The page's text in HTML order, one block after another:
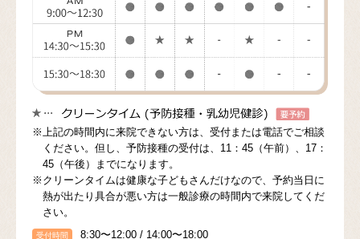
※上記の時間内に来院できない方は、受付または電話でご相談
ください。但し、予防接種の受付は、11：45（午前）、17：
45（午後）までになります。
※クリーンタイムは健康な子どもさんだけなので、予約当日に
熱が出たり具合が悪い方は一般診療の時間内で来院してくだ
さい。
受付時間 8:30〜12:00 / 14:00〜18:00